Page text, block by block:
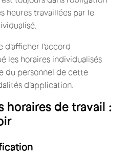
heures travaillées par le
d'afficher l'accord
les horaires individualisés
du personnel de cette
d'application.
horaires de travail :